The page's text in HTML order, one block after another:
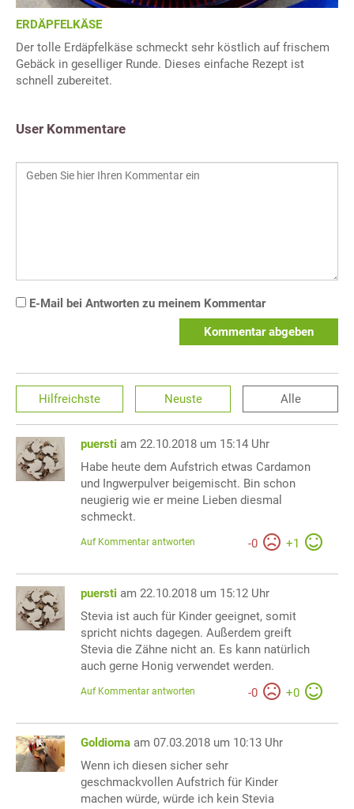
ERDÄPFELKÄSE
Der tolle Erdäpfelkäse schmeckt sehr köstlich auf frischem
Gebäck in geselliger Runde. Dieses einfache Rezept ist
schnell zubereitet.
User Kommentare
E-Mail bei Antworten zu meinem Kommentar
Kommentar abgeben
Hilfreichste Neuste Alle
puersti am 22.10.2018 um 15:14 Uhr
Habe heute dem Aufstrich etwas Cardamon
und Ingwerpulver beigemischt. Bin schon
neugierig wie er meine Lieben diesmal
schmeckt.
-0 +1
Auf Kommentar antworten
puersti am 22.10.2018 um 15:12 Uhr
Stevia ist auch für Kinder geeignet, somit
spricht nichts dagegen. Außerdem greift
Stevia die Zähne nicht an. Es kann natürlich
auch gerne Honig verwendet werden.
-0 +0
Auf Kommentar antworten
Goldioma am 07.03.2018 um 10:13 Uhr
Wenn ich diesen sicher sehr
geschmackvollen Aufstrich für Kinder
machen würde, würde ich kein Stevia